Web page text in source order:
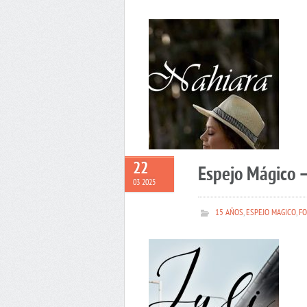
22
03 2025 Espejo Mágico
15 AÑOS,ESPEJO MAGICO,